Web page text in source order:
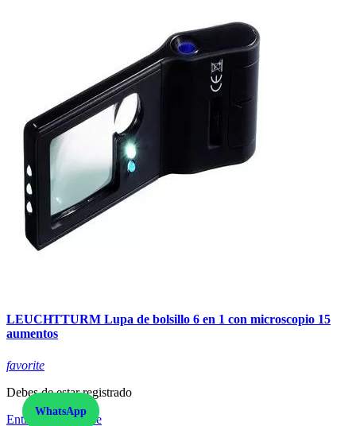
LEUCHTTURM Lupa de bolsillo 6 en 1 con microscopio 15
aumentos
favorite
Debes de estar registrado
Entrar |Registrarse
WhatsApp